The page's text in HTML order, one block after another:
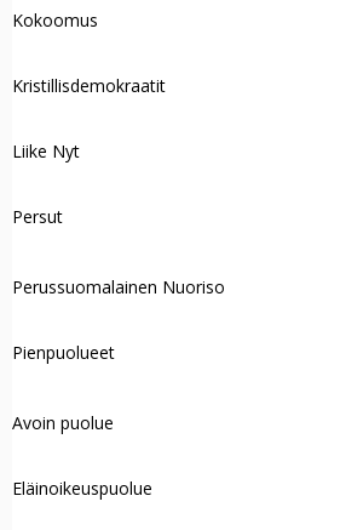
Kokoomus
Kristillisdemokraatit
Liike Nyt
Persut
Perussuomalainen Nuoriso
Pienpuolueet
Avoin puolue
Eläinoikeuspuolue